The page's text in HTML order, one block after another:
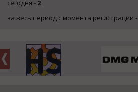
сегодня - 2
за весь период с момента регистрации -